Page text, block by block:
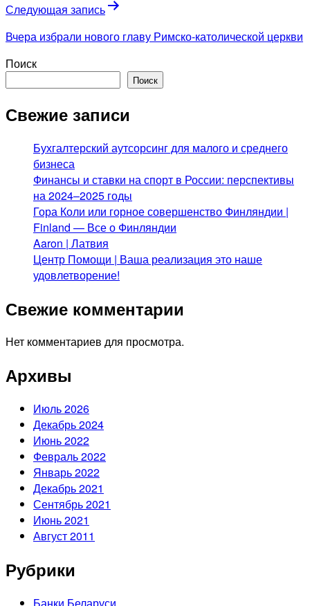
Следующая запись
Вчера избрали нового главу Римско-католической церкви
Поиск
Поиск
Свежие записи
Бухгалтерский аутсорсинг для малого и среднего
бизнеса
Финансы и ставки на спорт в России: перспективы
на 2024–2025 годы
Гора Коли или горное совершенство Финляндии |
Finland — Все о Финляндии
Aaron | Латвия
Центр Помощи | Ваша реализация это наше
удовлетворение!
Свежие комментарии
Нет комментариев для просмотра.
Архивы
Июль 2026
Декабрь 2024
Июнь 2022
Февраль 2022
Январь 2022
Декабрь 2021
Сентябрь 2021
Июнь 2021
Август 2011
Рубрики